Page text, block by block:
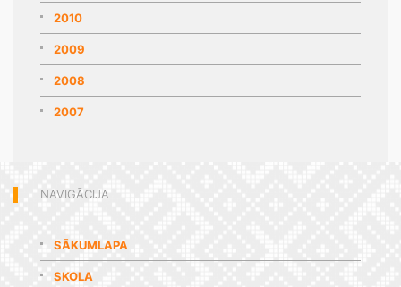
2010
2009
2008
2007
NAVIGĀCIJA
SĀKUMLAPA
SKOLA